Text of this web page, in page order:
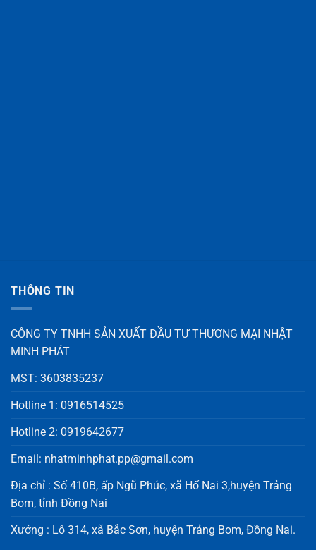
THÔNG TIN
CÔNG TY TNHH SẢN XUẤT ĐẦU TƯ THƯƠNG MẠI NHẬT
MINH PHÁT
MST: 3603835237
Hotline 1: 0916514525
Hotline 2: 0919642677
Email: nhatminhphat.pp@gmail.com
Địa chỉ : Số 410B, ấp Ngũ Phúc, xã Hố Nai 3,huyện Trảng
Bom, tỉnh Đồng Nai
Xưởng : Lô 314, xã Bắc Sơn, huyện Trảng Bom, Đồng Nai.